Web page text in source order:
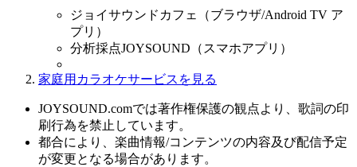
ジョイサウンドカフェ（ブラウザ/Android TV ア
プリ）
分析採点JOYSOUND（スマホアプリ）
家庭用カラオケサービスを見る
JOYSOUND.comでは著作権保護の観点より、歌詞の印
刷行為を禁止しています。
都合により、楽曲情報/コンテンツの内容及び配信予定
が変更となる場合があります。